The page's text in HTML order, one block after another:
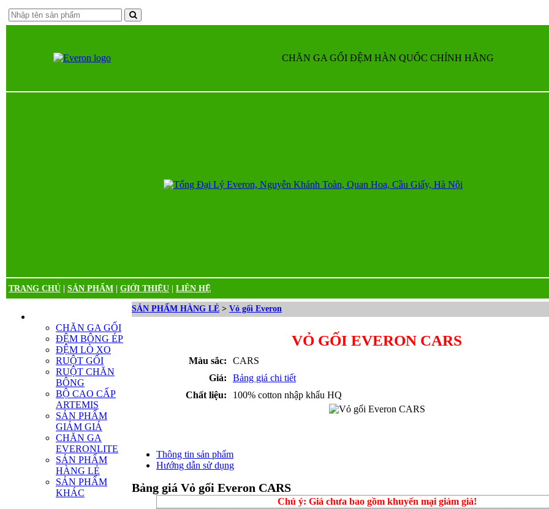
CHĂN GA GỐI ĐỆM HÀN QUỐC CHÍNH HÃNG
TRANG CHỦ SẢN PHẨM GIỚI THIỆU LIÊN HỆ
CHĂN GA GỐI
ĐỆM BÔNG ÉP
ĐỆM LÒ XO
RUỘT GỐI
RUỘT CHĂN
BÔNG
BỘ CAO CẤP
ARTEMIS
SẢN PHẨM
GIẢM GIÁ
CHĂN GA
EVERONLITE
SẢN PHẨM
HÀNG LẺ
SẢN PHẨM
KHÁC
SẢN PHẨM HÀNG LẺ > Vỏ gối Everon
VỎ GỐI EVERON CARS
Màu sắc:
CARS
Giá:
Bảng giá chi tiết
Chất liệu:
100% cotton nhập khẩu HQ
Thông tin sản phẩm
Hướng dẫn sử dụng
Bảng giá Vỏ gối Everon CARS
Chú ý: Giá chưa bao gồm khuyến mại giảm giá!